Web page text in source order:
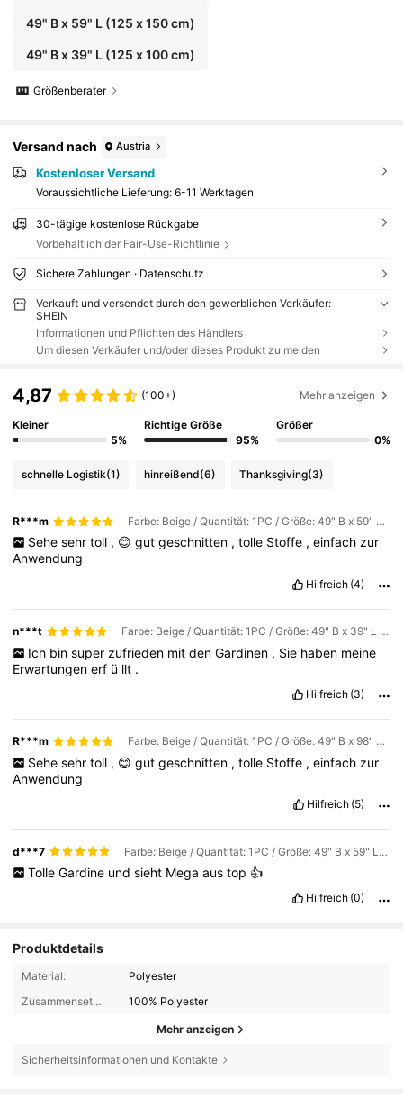
49" B x 59" L (125 x 150 cm)
49" B x 39" L (125 x 100 cm)
Größenberater
Versand nach Austria
Kostenloser Versand
Voraussichtliche Lieferung: 6-11 Werktagen
30-tägige kostenlose Rückgabe
Vorbehaltlich der Fair-Use-Richtlinie
Sichere Zahlungen · Datenschutz
Verkauft und versendet durch den gewerblichen Verkäufer:
SHEIN
Informationen und Pflichten des Händlers
Um diesen Verkäufer und/oder dieses Produkt zu melden
4,87 (100+) Mehr anzeigen
Kleiner
5%
Richtige Größe
95%
Größer
0%
schnelle Logistik(1) hinreißend(6) Thanksgiving(3)
R***m Farbe: Beige / Quantität: 1PC / Größe: 49" B x 59" L (125 x 150 cm)
Sehe sehr toll , 😊 gut geschnitten , tolle Stoffe , einfach zur
Anwendung
Hilfreich (4)
n***t Farbe: Beige / Quantität: 1PC / Größe: 49" B x 39" L (125 x 100 cm)
Ich bin super zufrieden mit den Gardinen . Sie haben meine
Erwartungenerf ü llt .
Hilfreich (3)
R***m Farbe: Beige / Quantität: 1PC / Größe: 49" B x 98" L (125 x 250 cm)
Sehe sehr toll , 😊 gut geschnitten , tolle Stoffe , einfach zur
Anwendung
Hilfreich (5)
d***7 Farbe: Beige / Quantität: 1PC / Größe: 49" B x 59" L (125 x 150 cm)
Tolle Gardine und sieht Mega aus top 👍
Hilfreich (0)
Produktdetails
Material:
Polyester
Zusammensetzung:
100% Polyester
Mehr anzeigen
Sicherheitsinformationen und Kontakte